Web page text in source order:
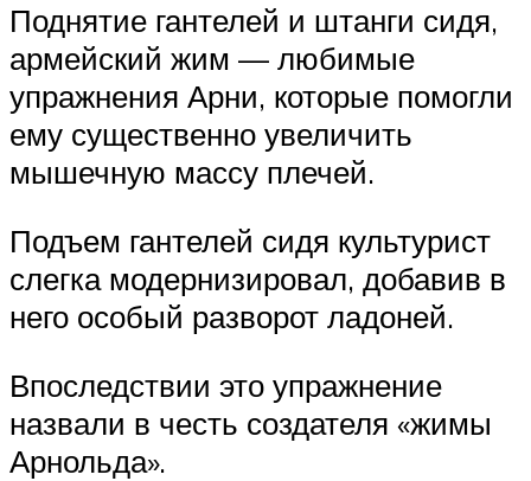
Поднятие гантелей и штанги сидя,
армейский жим — любимые
упражнения Арни, которые помогли
ему существенно увеличить
мышечную массу плечей.
Подъем гантелей сидя культурист
слегка модернизировал, добавив в
него особый разворот ладоней.
Впоследствии это упражнение
назвали в честь создателя «жимы
Арнольда».